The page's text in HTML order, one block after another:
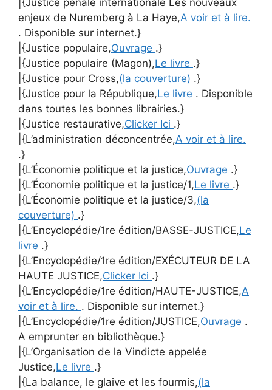
enjeux de Nuremberg à La Haye,A voir et à lire.
. Disponible sur internet.}
|{Justice populaire,Ouvrage .}
|{Justice populaire (Magon),Le livre .}
|{Justice pour Cross,(la couverture) .}
|{Justice pour la République,Le livre . Disponible
dans toutes les bonnes librairies.}
|{Justice restaurative,Clicker Ici .}
|{L’administration déconcentrée,A voir et à lire.
.}
|{L’Économie politique et la justice,Ouvrage .}
|{L’Économie politique et la justice/1,Le livre .}
|{L’Économie politique et la justice/3,(la
couverture) .}
|{L’Encyclopédie/1re édition/BASSE-JUSTICE,Le
livre .}
|{L’Encyclopédie/1re édition/EXÉCUTEUR DE LA
HAUTE JUSTICE,Clicker Ici .}
|{L’Encyclopédie/1re édition/HAUTE-JUSTICE,A
voir et à lire. . Disponible sur internet.}
|{L’Encyclopédie/1re édition/JUSTICE,Ouvrage .
A emprunter en bibliothèque.}
|{L’Organisation de la Vindicte appelée
Justice,Le livre .}
|{La balance, le glaive et les fourmis,(la